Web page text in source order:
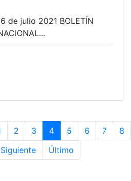
de julio 2021 BOLETÍN
2 3 4 5 6 7
8
Siguiente Último